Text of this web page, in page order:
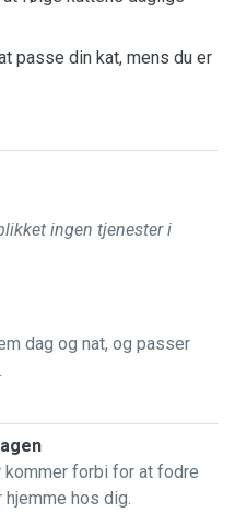
passe din kat, mens du er
ingen tjenester i
dag og nat, og passer
kommer forbi for at fodre
hos dig.